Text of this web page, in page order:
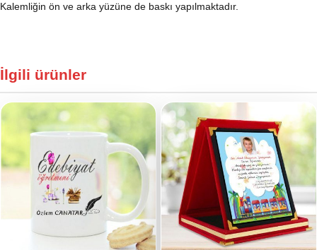
Kalemliğin ön ve arka yüzüne de baskı yapılmaktadır.
İlgili ürünler